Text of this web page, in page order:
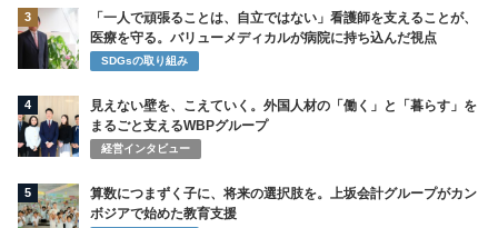
3
「一人で頑張ることは、自立ではない」看護師を支えることが、
医療を守る。バリューメディカルが病院に持ち込んだ視点
SDGsの取り組み
4
見えない壁を、こえていく。外国人材の「働く」と「暮らす」を
まるごと支えるWBPグループ
経営インタビュー
5
算数につまずく子に、将来の選択肢を。上坂会計グループがカン
ボジアで始めた教育支援